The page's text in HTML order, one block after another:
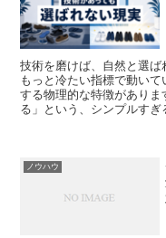
技術を磨けば、自然と選ば
もっと冷たい指標で動い
する物理的な特徴があり
る」という、シンプルすぎ
ノウハウ